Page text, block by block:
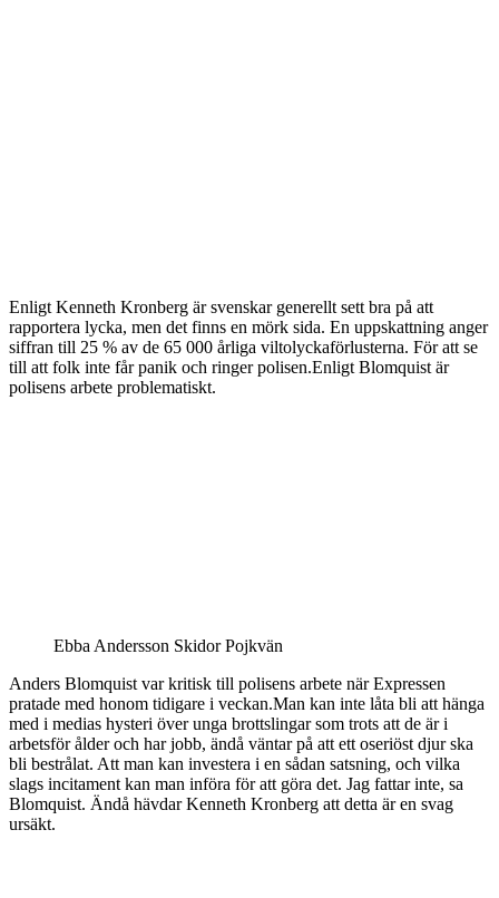
Enligt Kenneth Kronberg är svenskar generellt sett bra på att
rapportera lycka, men det finns en mörk sida. En uppskattning anger
siffran till 25 % av de 65 000 årliga viltolyckaförlusterna. För att se
till att folk inte får panik och ringer polisen.Enligt Blomquist är
polisens arbete problematiskt.
Ebba Andersson Skidor Pojkvän
Anders Blomquist var kritisk till polisens arbete när Expressen
pratade med honom tidigare i veckan.Man kan inte låta bli att hänga
med i medias hysteri över unga brottslingar som trots att de är i
arbetsför ålder och har jobb, ändå väntar på att ett oseriöst djur ska
bli bestrålat. Att man kan investera i en sådan satsning, och vilka
slags incitament kan man införa för att göra det. Jag fattar inte, sa
Blomquist. Ändå hävdar Kenneth Kronberg att detta är en svag
ursäkt.